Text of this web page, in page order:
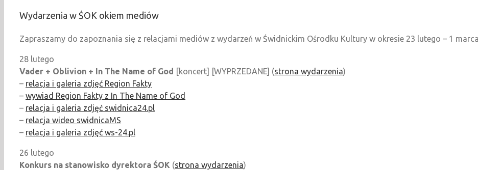
Wydarzenia w ŚOK okiem mediów
Zapraszamy do zapoznania się z relacjami mediów z wydarzeń w Świdnickim Ośrodku Kultury w okresie 23 lutego – 1
28 lutego
Vader + Oblivion + In The Name of God [koncert] [WYPRZEDANE] (strona wydarzenia)
– relacja i galeria zdjęć Region Fakty
– wywiad Region Fakty z In The Name of God
– relacja i galeria zdjęć swidnica24.pl
– relacja wideo swidnicaMS
– relacja i galeria zdjęć ws-24.pl
26 lutego
Konkurs na stanowisko dyrektora ŚOK (strona wydarzenia)